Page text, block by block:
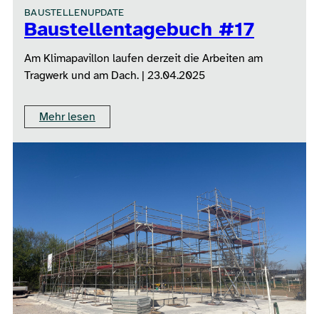
BAUSTELLENUPDATE
Baustellentagebuch #17
Am Klimapavillon laufen derzeit die Arbeiten am
Tragwerk und am Dach. | 23.04.2025
Mehr lesen